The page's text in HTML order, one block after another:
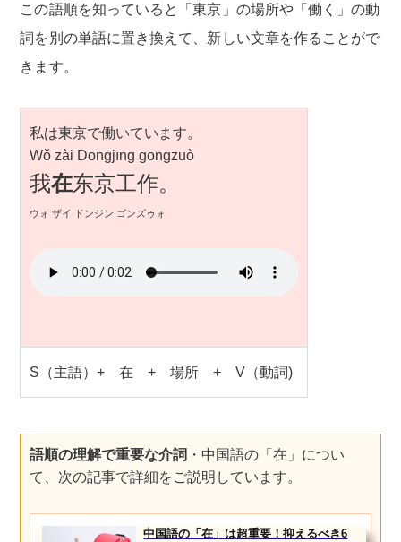
この語順を知っていると「東京」の場所や「働く」の動
詞を別の単語に置き換えて、新しい文章を作ることがで
きます。
私は東京で働いています。
Wǒ zài Dōngjīng gōngzuò
我在东京工作。
ウォ ザイ ドンジン ゴンズゥォ
S（主語）+ 在 + 場所 + V（動詞)
語順の理解で重要な介詞 ・中国語の「在」につい
て、次の記事で詳細をご説明しています。
中国語の「在」は超重要！抑えるべき6